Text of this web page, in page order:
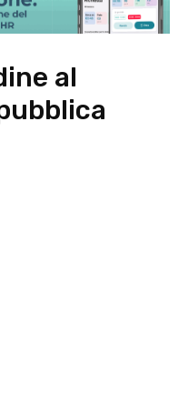
al